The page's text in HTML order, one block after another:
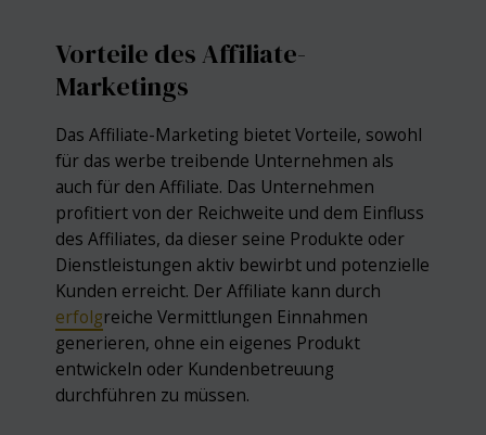
Vorteile des Affiliate-
Marketings
Das Affiliate-Marketing bietet Vorteile, sowohl
für das werbe treibende Unternehmen als
auch für den Affiliate. Das Unternehmen
profitiert von der Reichweite und dem Einfluss
des Affiliates, da dieser seine Produkte oder
Dienstleistungen aktiv bewirbt und potenzielle
Kunden erreicht. Der Affiliate kann durch
erfolgreiche Vermittlungen Einnahmen
generieren, ohne ein eigenes Produkt
entwickeln oder Kundenbetreuung
durchführen zu müssen.